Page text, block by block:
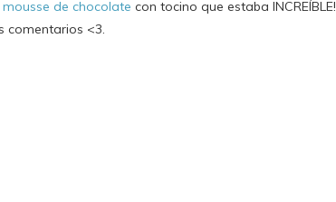
mousse de chocolate con tocino que estaba INCREÍBLE!
comentarios <3.